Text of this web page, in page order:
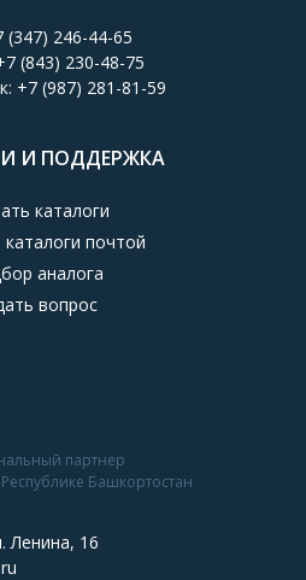
(347) 246-44-65
(843) 230-48-75
+7 (987) 281-81-59
И ПОДДЕРЖКА
каталоги
каталоги почтой
аналога
вопрос
партнер
Башкортостан
Ленина, 16